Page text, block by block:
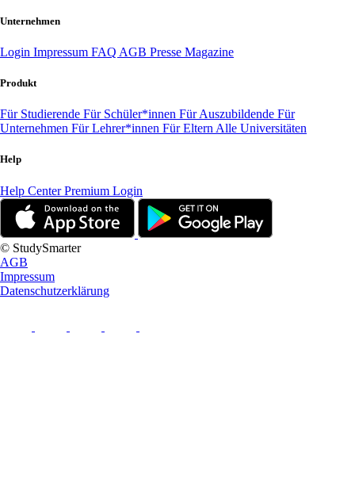
Unternehmen
Login Impressum FAQ AGB Presse Magazine
Produkt
Für Studierende Für Schüler*innen Für Auszubildende Für
Unternehmen Für Lehrer*innen Für Eltern Alle Universitäten
Help
Help CenterPremium Login
© StudySmarter
AGB
Impressum
Datenschutzerklärung